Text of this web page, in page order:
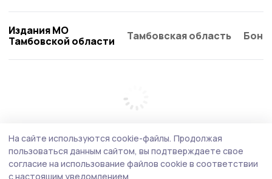
Издания МО
Тамбовской области
Тамбовская область
На сайте используются cookie-файлы. Продолжая
пользоваться данным сайтом, вы подтверждаете свое
согласие на использование файлов cookie в соответствии
с настоящим уведомлением